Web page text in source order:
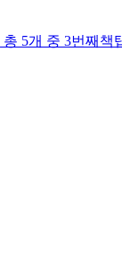
총 5개 중 3번째 책